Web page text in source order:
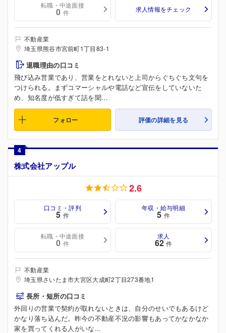
転職・中途面接
0 件 求人情報をチェック
不動産業
埼玉県熊谷市宮前町1丁目83-1
退職理由の口コミ
飛び込み営業であり、営業をとれないと上司からぐちぐち文句を
つけられる。まずコマーシャルや電話など宣伝をしていないた
め、知名度が低すぎて話を聞...
フォロー 評価の詳細を見る
4
株式会社アップル
2.6
口コミ・評判
5 件
年収・給与明細
5 件
転職・中途面接
0 件
求人
62 件
不動産業
埼玉県さいたま市大宮区大成町2丁目273番地1
長所・短所の口コミ
外回りの営業で契約が取れないときは、自分のせいでもあるけど
かなり落ち込んだ。昨今の不動産不況の影響もあってかなかなか
家を買ってくれる人がいな...